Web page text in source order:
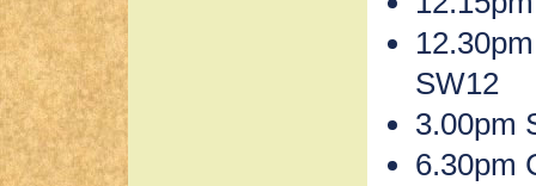
SW12
3.00pm
6.30pm